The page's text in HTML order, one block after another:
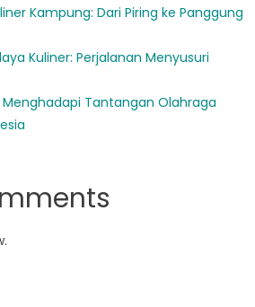
Kampung: Dari Piring ke Panggung
Kuliner: Perjalanan Menyusuri
Menghadapi Tantangan Olahraga